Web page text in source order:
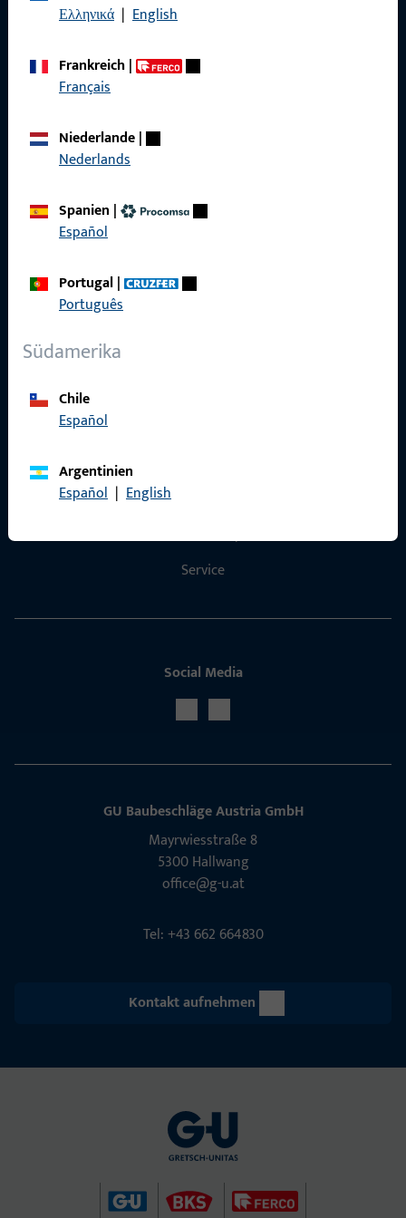
Ελληνικά | English
Frankreich|
Français
Niederlande|
Nederlands
Spanien |
Español
Portugal|
Português
Südamerika
Chile
Español
Argentinien
Español | English
Datenschutz
AGB
Produkte
Karriere
Kontakt aufnehmen
Service
Social Media
GU Baubeschläge Aus­tria GmbH
Mayrwies­straße 8
5300 Hall­wang
office@g-u.at
Tel: +43 662 664830
Kontakt aufnehmen